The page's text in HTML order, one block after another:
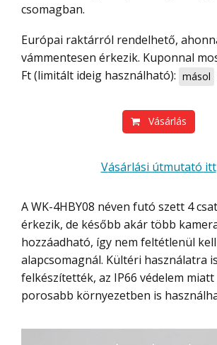
csomagban.
Európai raktárról rendelhető, ahonnan gyorsan és
vámmentesen érkezik. Kuponnal
Ft (limitált ideig használható): másol
Vásárlás
Vásárlási útmutató itt
A WK-4HBY08 néven futó szett 4 csatornás NVR-rel
érkezik, de később akár több
hozzáadható, így nem feltétlenül
alapcsomagnál. Kültéri használatra is
felkészítették, az IP66 védelem
porosabb környezetben is